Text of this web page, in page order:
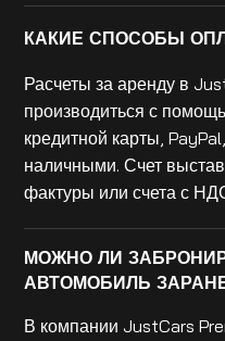
КАКИЕ СПОСОБЫ
Расчеты за аренду в
производиться с
кредитной карты,
наличными. Счет
фактуры или счета с
МОЖНО ЛИ
АВТОМОБИЛЬ
В компании JustCars